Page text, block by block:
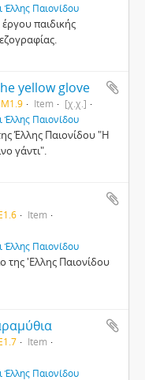
Έλλης Παιονίδου
παιδικής
yellow glove
Item
[χ.χ.]
Έλλης Παιονίδου
Έλλης Παιονίδου "Η
γάντι".
Item
Έλλης Παιονίδου
της 'Ελλης Παιονίδου
Item
Έλλης Παιονίδου